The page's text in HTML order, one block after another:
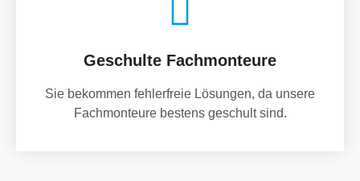
Geschulte Fachmonteure
Sie bekommen fehlerfreie Lösungen, da unsere
Fachmonteure bestens geschult sind.